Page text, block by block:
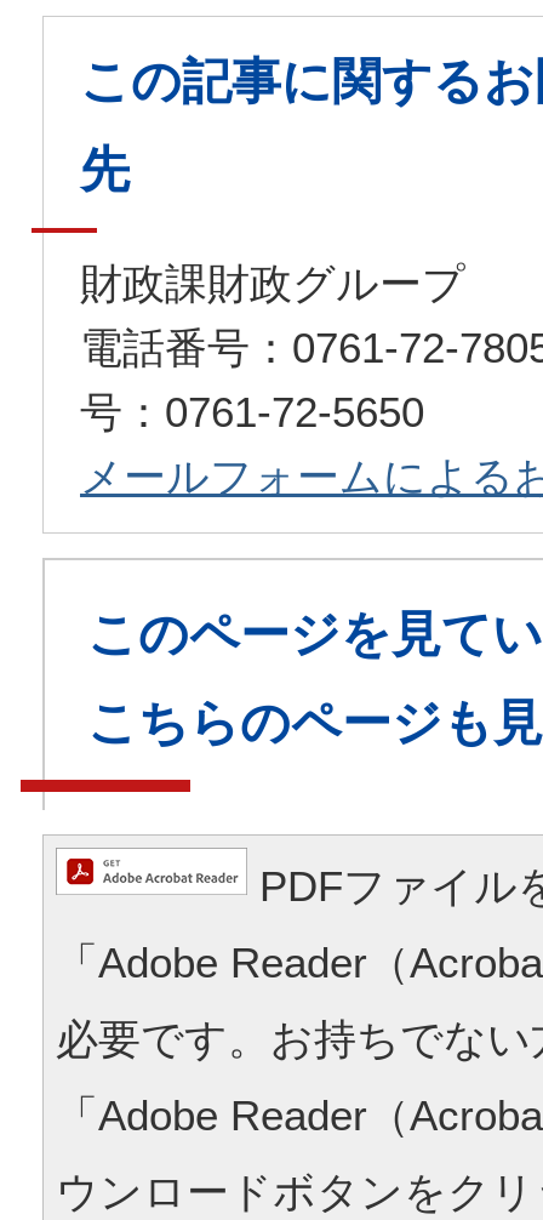
この記事に関する
先
財政課財政グループ
電話番号：0761-72-
号：0761-72-5650
メールフォームによる
このページを見て
こちらのページも
PDFファイル
「Adobe Reader（
必要です。お持ちでな
「Adobe Reader（
ウンロードボタンをク